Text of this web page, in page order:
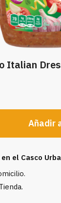
Italian
Añadir
el Casco